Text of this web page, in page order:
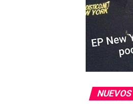
NUEVOS